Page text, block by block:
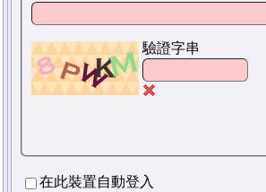
驗證字串
在此裝置自動登入